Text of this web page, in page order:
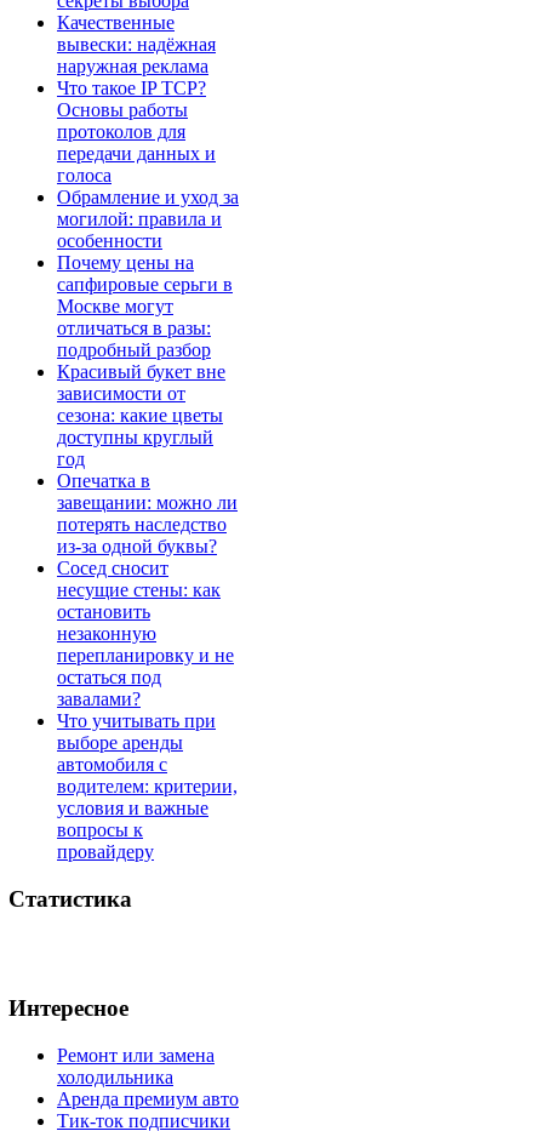
Качественные
вывески: надёжная
наружная реклама
Что такое IP TCP?
Основы работы
протоколов для
передачи данных и
голоса
Обрамление и уход за
могилой: правила и
особенности
Почему цены на
сапфировые серьги в
Москве могут
отличаться в разы:
подробный разбор
Красивый букет вне
зависимости от
сезона: какие цветы
доступны круглый
год
Опечатка в
завещании: можно ли
потерять наследство
из-за одной буквы?
Сосед сносит
несущие стены: как
остановить
незаконную
перепланировку и не
остаться под
завалами?
Что учитывать при
выборе аренды
автомобиля с
водителем: критерии,
условия и важные
вопросы к
провайдеру
Статистика
Интересное
Ремонт или замена
холодильника
Аренда премиум авто
Тик-ток подписчики